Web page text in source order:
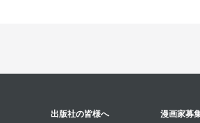
出版社の皆様へ 漫画家募